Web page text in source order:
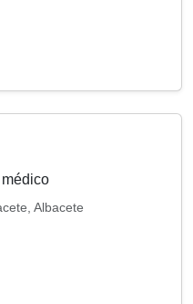
médico
Albacete